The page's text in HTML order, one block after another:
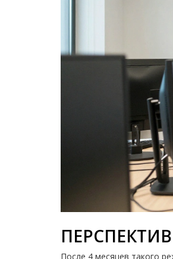
После 4 месяцев такого